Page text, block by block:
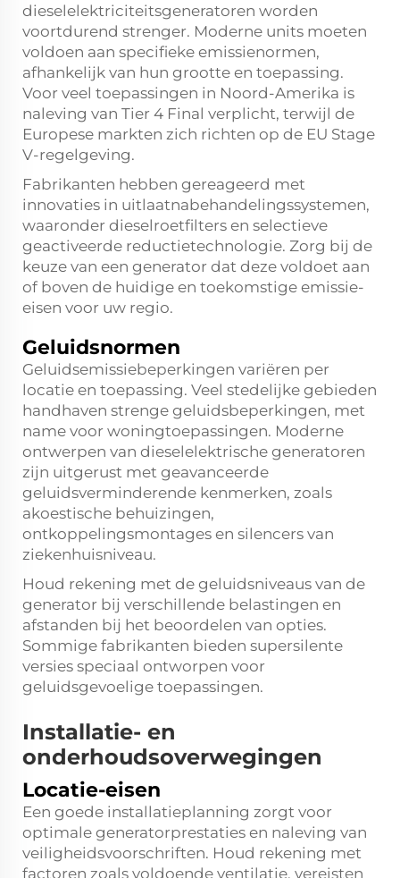
dieselelektriciteitsgeneratoren worden
voortdurend strenger. Moderne units moeten
voldoen aan specifieke emissienormen,
afhankelijk van hun grootte en toepassing.
Voor veel toepassingen in Noord-Amerika is
naleving van Tier 4 Final verplicht, terwijl de
Europese markten zich richten op de EU Stage
V-regelgeving.
Fabrikanten hebben gereageerd met
innovaties in uitlaatnabehandelingssystemen,
waaronder dieselroetfilters en selectieve
geactiveerde reductietechnologie. Zorg bij de
keuze van een generator dat deze voldoet aan
of boven de huidige en toekomstige emissie-
eisen voor uw regio.
Geluidsnormen
Geluidsemissiebeperkingen variëren per
locatie en toepassing. Veel stedelijke gebieden
handhaven strenge geluidsbeperkingen, met
name voor woningtoepassingen. Moderne
ontwerpen van dieselelektrische generatoren
zijn uitgerust met geavanceerde
geluidsverminderende kenmerken, zoals
akoestische behuizingen,
ontkoppelingsmontages en silencers van
ziekenhuisniveau.
Houd rekening met de geluidsniveaus van de
generator bij verschillende belastingen en
afstanden bij het beoordelen van opties.
Sommige fabrikanten bieden supersilente
versies speciaal ontworpen voor
geluidsgevoelige toepassingen.
Installatie- en
onderhoudsoverwegingen
Locatie-eisen
Een goede installatieplanning zorgt voor
optimale generatorprestaties en naleving van
veiligheidsvoorschriften. Houd rekening met
factoren zoals voldoende ventilatie, vereisten